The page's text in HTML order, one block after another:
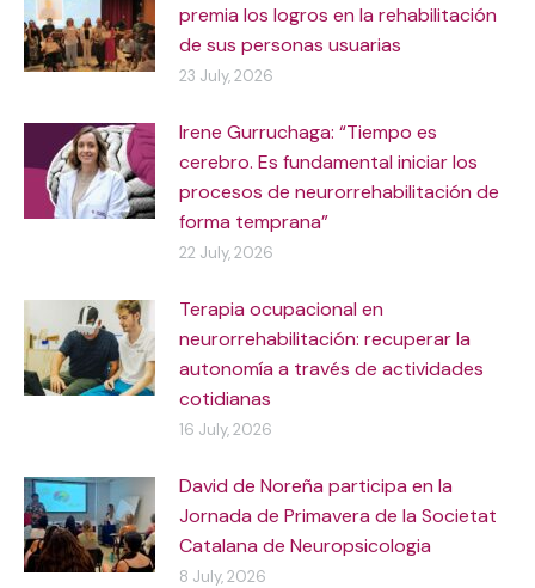
premia los logros en la rehabilitación
de sus personas usuarias
23 July, 2026
Irene Gurruchaga: “Tiempo es
cerebro. Es fundamental iniciar los
procesos de neurorrehabilitación de
forma temprana”
22 July, 2026
Terapia ocupacional en
neurorrehabilitación: recuperar la
autonomía a través de actividades
cotidianas
16 July, 2026
David de Noreña participa en la
Jornada de Primavera de la Societat
Catalana de Neuropsicologia
8 July, 2026